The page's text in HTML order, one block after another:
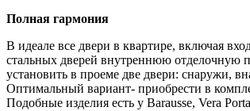
Полная гармония
В идеале все двери в квартире, включая
стальных дверей внутреннюю отделочную
установить в проеме две двери: снаружи,
Оптимальный вариант- приобрести в
Подобные изделия есть у Barausse, Vera